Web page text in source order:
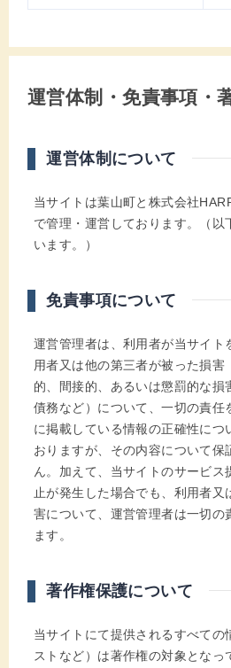
運営体制・免責事項・
運営体制について
当サイトは葉山町と株式会社
で管理・運営しております。（以
います。）
免責事項について
運営管理者は、利用者が当サイト
用者又は他の第三者が被った損害
的、間接的、あるいは懲罰的な損
債務など）について、一切の責任
に掲載している情報の正確性につ
おりますが、その内容について保
ん。加えて、当サイトのサービ
止が発生した場合でも、利用者
害について、運営管理者は一切の
ます。
著作権保護について
当サイトにて提供されるすべての
ストなど）は著作権の対象となっ